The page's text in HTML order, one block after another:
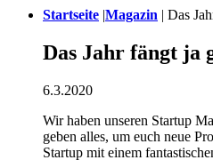
Startseite |Magazin | Das
Das Jahr fängt ja
6.3.2020
Wir haben unseren Startup
geben alles, um euch neue
Startup mit einem